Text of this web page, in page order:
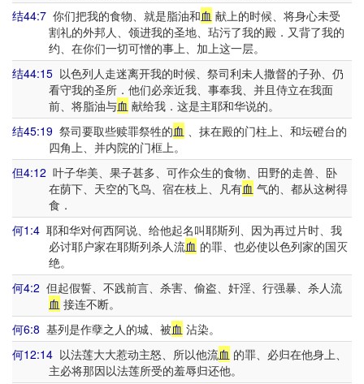
结44:7 你们把我的食物、就是脂油和血 献上的时候、将身心未受
割礼的外邦人、领进我的圣地、玷污了我的殿．又背了我的
约、在你们一切可憎的事上、加上这一层。
结44:15 以色列人走迷离开我的时候、祭司利未人撒督的子孙、仍
看守我的圣所．他们必亲近我、事奉我、并且侍立在我面
前、将脂油与血 献给我．这是主耶和华说的。
结45:19 祭司要取些赎罪祭牲的血 、抹在殿的门柱上、和坛磴台的
四角上、并内院的门框上。
但4:12 叶子华美、果子甚多、可作众生的食物、田野的走兽、卧
在荫下、天空的飞鸟、宿在枝上、凡有血 气的、都从这树得
食．
何1:4 耶和华对何西阿说、给他起名叫耶斯列、因为再过片时、我
必讨耶户家在耶斯列杀人流血 的罪、也必使以色列家的国灭
绝。
何4:2 但起假誓、不践前言、杀害、偷盗、奸淫、行强暴、杀人流
血 接连不断。
何6:8 基列是作孽之人的城、被血 沾染。
何12:14 以法莲大大惹动主怒、所以他流血 的罪、必归在他身上、
主必将那因以法莲所受的羞辱归还他。